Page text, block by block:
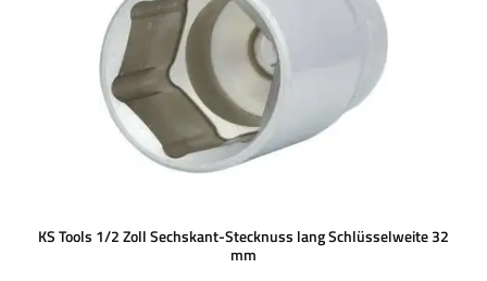
KS Tools 1/2 Zoll Sechskant-Stecknuss lang Schlüsselweite 32
mm